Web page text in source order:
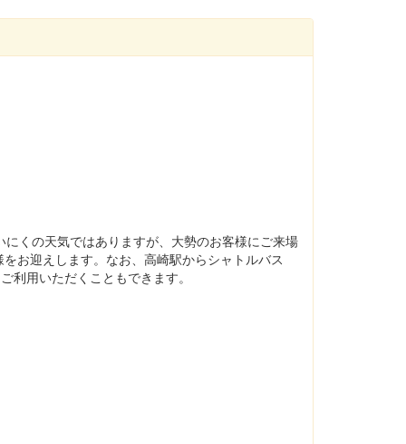
くの天気ではありますが、大勢のお客様にご来場
お迎えします。なお、高崎駅からシャトルバス
ご利用いただくこともできます。